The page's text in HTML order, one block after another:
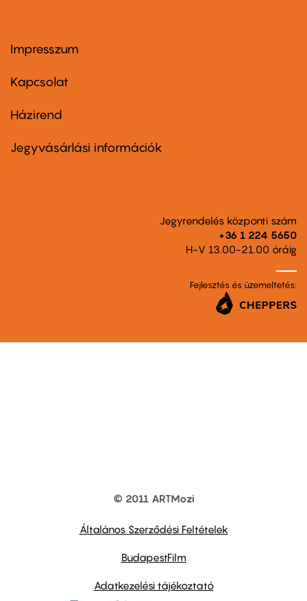
Footer
first
Impresszum
Kapcsolat
Footer
second
Házirend
Jegyvásárlási információk
Jegyrendelés központi szám
+36 1 224 5650
H-V 13.00-21.00 óráig
Fejlesztés és üzemeltetés:
© 2011 ARTMozi
Általános Szerződési Feltételek
BudapestFilm
Adatkezelési tájékoztató